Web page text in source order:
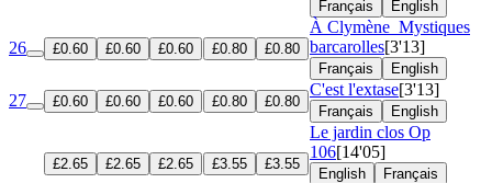
Français English
26 £0.60 £0.60 £0.60 £0.80 £0.80
À Clymène Mystiques
barcarolles[3'13]
Français English
27 £0.60 £0.60 £0.60 £0.80 £0.80
C'est l'extase[3'13]
Français English
£2.65 £2.65 £2.65 £3.55 £3.55
Le jardin clos Op
106[14'05]
English Français